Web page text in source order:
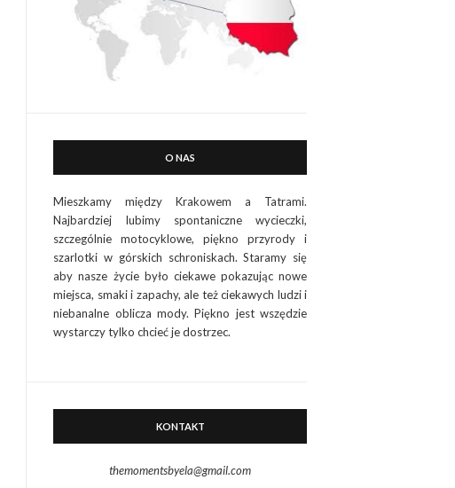
O NAS
Mieszkamy między Krakowem a Tatrami.
Najbardziej lubimy spontaniczne wycieczki,
szczególnie motocyklowe, piękno przyrody i
szarlotki w górskich schroniskach. Staramy się
aby nasze życie było ciekawe pokazując nowe
miejsca, smaki i zapachy, ale też ciekawych ludzi i
niebanalne oblicza mody. Piękno jest wszędzie
wystarczy tylko chcieć je dostrzec.
KONTAKT
themomentsbyela@gmail.com